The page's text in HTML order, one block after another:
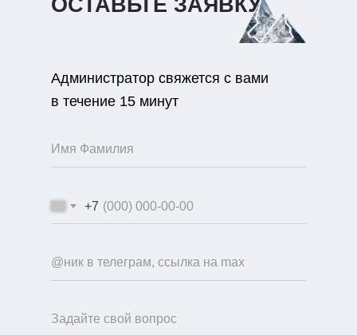
ОСТАВЬТЕ ЗАЯВКУ
Администратор свяжется с вами
в течение 15 минут
+7